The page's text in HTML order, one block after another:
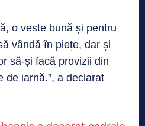
o veste bună și pentru
vândă în piețe, dar și
să-și facă provizii din
de iarnă.”, a declarat